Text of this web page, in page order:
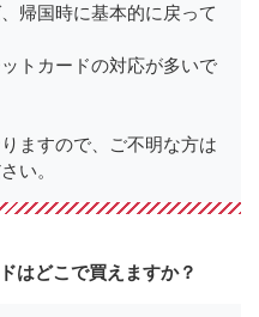
帰国時に基本的に戻って
トカードの対応が多いで
ますので、ご不明な方は
い。
はどこで買えますか？